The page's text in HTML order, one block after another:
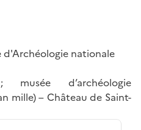
nationale
; musée d’archéologie
mille) – Château de Saint-